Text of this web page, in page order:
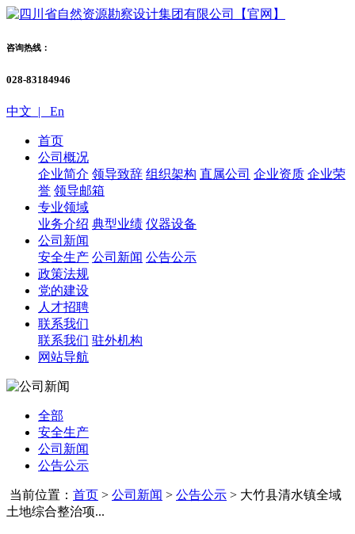
咨询热线：
028-83184946
中文 | En
首页
公司概况
企业简介 领导致辞 组织架构 直属公司 企业资质 企业荣
誉 领导邮箱
专业领域
业务介绍 典型业绩 仪器设备
公司新闻
安全生产 公司新闻 公告公示
政策法规
党的建设
人才招聘
联系我们
联系我们 驻外机构
网站导航
全部
安全生产
公司新闻
公告公示
当前位置： 首页 > 公司新闻 > 公告公示 > 大竹县清水镇全域
土地综合整治项...